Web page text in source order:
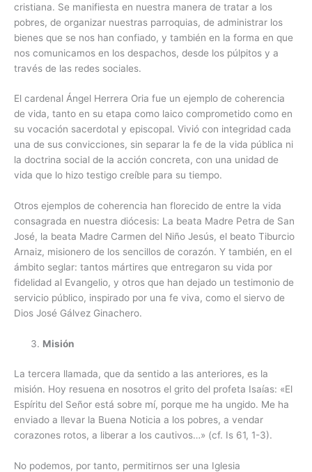
cristiana. Se manifiesta en nuestra manera de tratar a los
pobres, de organizar nuestras parroquias, de administrar los
bienes que se nos han confiado, y también en la forma en que
nos comunicamos en los despachos, desde los púlpitos y a
través de las redes sociales.
El cardenal Ángel Herrera Oria fue un ejemplo de coherencia
de vida, tanto en su etapa como laico comprometido como en
su vocación sacerdotal y episcopal. Vivió con integridad cada
una de sus convicciones, sin separar la fe de la vida pública ni
la doctrina social de la acción concreta, con una unidad de
vida que lo hizo testigo creíble para su tiempo.
Otros ejemplos de coherencia han florecido de entre la vida
consagrada en nuestra diócesis: La beata Madre Petra de San
José, la beata Madre Carmen del Niño Jesús, el beato Tiburcio
Arnaiz, misionero de los sencillos de corazón. Y también, en el
ámbito seglar: tantos mártires que entregaron su vida por
fidelidad al Evangelio, y otros que han dejado un testimonio de
servicio público, inspirado por una fe viva, como el siervo de
Dios José Gálvez Ginachero.
Misión
La tercera llamada, que da sentido a las anteriores, es la
misión. Hoy resuena en nosotros el grito del profeta Isaías: «El
Espíritu del Señor está sobre mí, porque me ha ungido. Me ha
enviado a llevar la Buena Noticia a los pobres, a vendar
corazones rotos, a liberar a los cautivos…» (cf. Is 61, 1-3).
No podemos, por tanto, permitirnos ser una Iglesia